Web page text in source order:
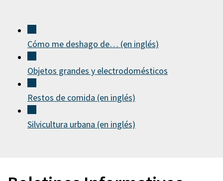
Cómo me deshago de… (en inglés)
Objetos grandes y electrodomésticos
Restos de comida (en inglés)
Silvicultura urbana (en inglés)